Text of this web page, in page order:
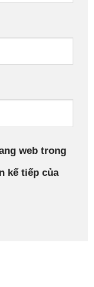
web trong
kế tiếp của